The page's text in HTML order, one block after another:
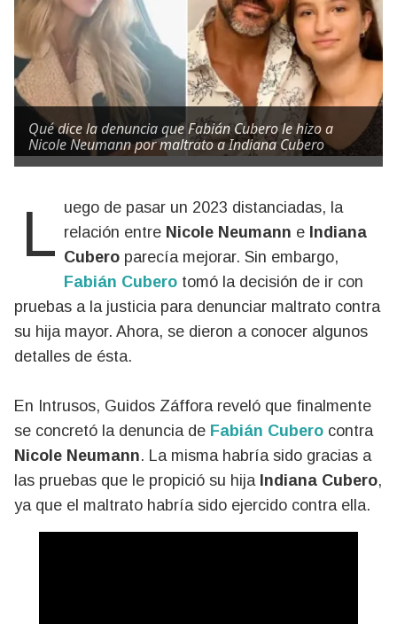
Qué dice la denuncia que Fabián Cubero le hizo a
Nicole Neumann por maltrato a Indiana Cubero
Luego de pasar un 2023 distanciadas, la relación entre Nicole Neumann e Indiana
Cubero parecía mejorar. Sin embargo,
Fabián Cubero tomó la decisión de ir con
pruebas a la justicia para denunciar maltrato contra
su hija mayor. Ahora, se dieron a conocer algunos
detalles de ésta.
En Intrusos, Guidos Záffora reveló que finalmente
se concretó la denuncia de Fabián Cubero contra
Nicole Neumann. La misma habría sido gracias a
las pruebas que le propició su hija Indiana Cubero,
ya que el maltrato habría sido ejercido contra ella.